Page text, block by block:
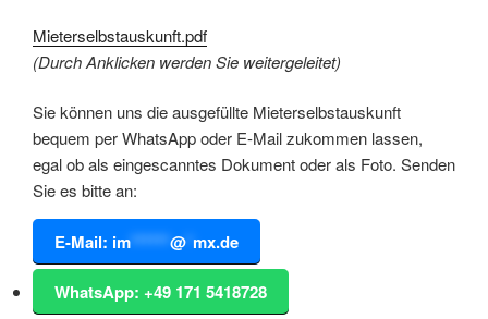
Mieterselbstauskunft.pdf
(Durch Anklicken werden Sie weitergeleitet)
Sie können uns die ausgefüllte Mieterselbstauskunft
bequem per WhatsApp oder E-Mail zukommen lassen,
egal ob als eingescanntes Dokument oder als Foto. Senden
Sie es bitte an:
E-Mail: im******@ mx.de
WhatsApp: +49 171 5418728